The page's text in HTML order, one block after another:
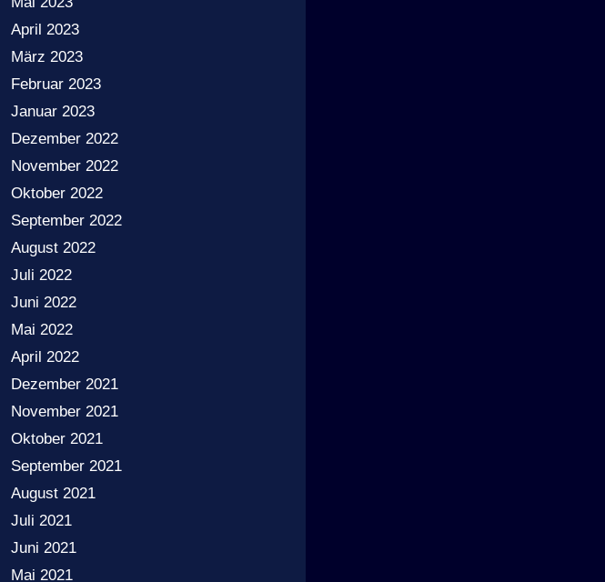
April 2023
März 2023
Februar 2023
Januar 2023
Dezember 2022
November 2022
Oktober 2022
September 2022
August 2022
Juli 2022
Juni 2022
Mai 2022
April 2022
Dezember 2021
November 2021
Oktober 2021
September 2021
August 2021
Juli 2021
Juni 2021
Mai 2021